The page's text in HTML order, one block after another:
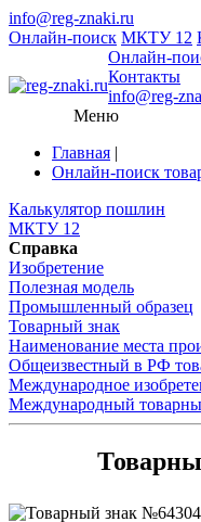
info@reg-znaki.ru
Онлайн-поиск МКТУ 12
Онлайн-
Контакты
info@reg-
Меню
Главная |
Онлайн-поиск
Калькулятор пошлин
МКТУ 12
Справка
Изобретение
Полезная модель
Промышленный образец
Товарный знак
Наименование места
Общеизвестный в РФ
Международное
Международный